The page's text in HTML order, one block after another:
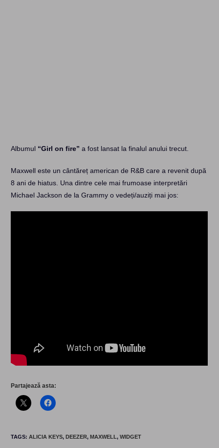
Albumul “Girl on fire” a fost lansat la finalul anului trecut.
Maxwell este un cântăreț american de R&B care a revenit după
8 ani de hiatus. Una dintre cele mai frumoase interpretări
Michael Jackson de la Grammy o vedeți/auziți mai jos:
Partajează asta:
TAGS:ALICIA KEYS, DEEZER, MAXWELL, WIDGET